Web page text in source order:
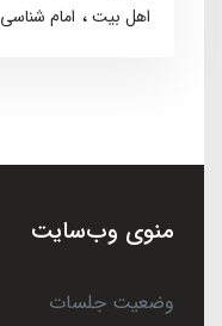
اهل بیت
امام شناسی
منوی وب‌سایت
وضعیت جلسات